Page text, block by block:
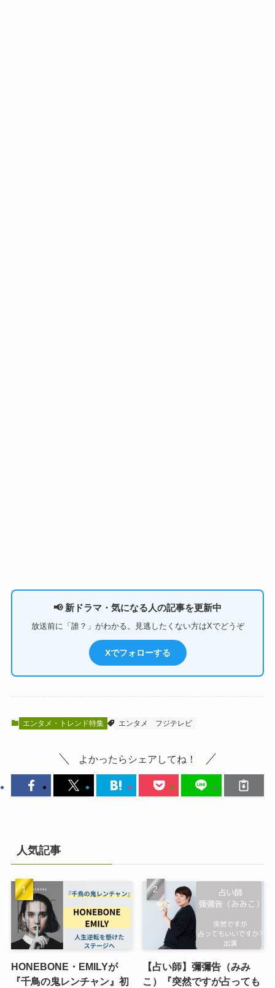
📢 新ドラマ・気になる人の記事を更新中
放送前に「誰？」がわかる。見逃したくない方はXでどうぞ
Xでフォローする
エンタメ・トレンド特集 エンタメ フジテレビ
よかったらシェアしてね！
人気記事
HONEBONE・EMILYが
『千鳥の鬼レンチャン』初
【占い師】彌彌告（みみ
こ）『突然ですが占っても